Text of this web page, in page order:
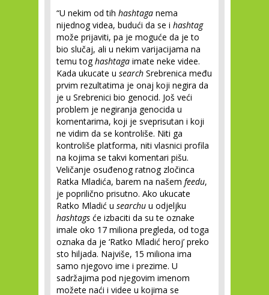
“U nekim od tih hashtaga nema
nijednog videa, budući da se i hashtag
može prijaviti, pa je moguće da je to
bio slučaj, ali u nekim varijacijama na
temu toghashtaga imate neke videe.
Kada ukucate u search Srebrenica među
prvim rezultatima je onaj koji negira da
je u Srebrenici bio genocid. Još veći
problem je negiranja genocida u
komentarima, koji je sveprisutan i koji
ne vidim da se kontroliše. Niti ga
kontroliše platforma, niti vlasnici profila
na kojima se takvi komentari pišu.
Veličanje osuđenog ratnog zločinca
Ratka Mladića, barem na našem feedu,
je poprilično prisutno. Ako ukucate
Ratko Mladić u searchu u odjeljku
hashtags će izbaciti da su te oznake
imale oko 17 miliona pregleda, od toga
oznaka da je ‘Ratko Mladić heroj’ preko
sto hiljada. Najviše, 15 miliona ima
samo njegovo ime i prezime. U
sadržajima pod njegovim imenom
možete naći i videe u kojima se